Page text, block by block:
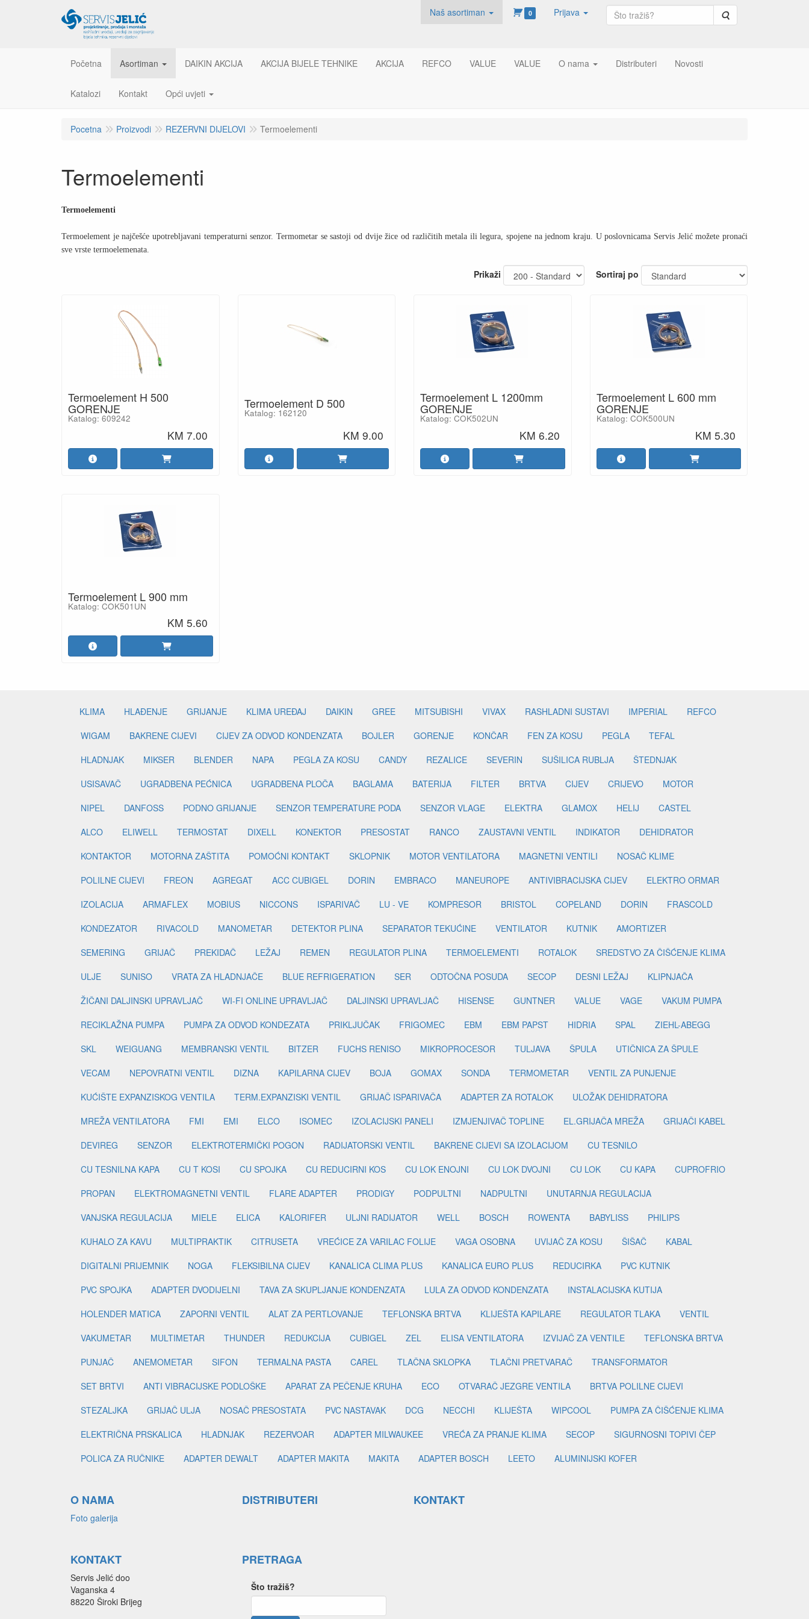
Naš asortiman 0 Prijava Pretraga
Početna Asortiman DAIKIN AKCIJA AKCIJA BIJELE TEHNIKE AKCIJA REFCO VALUE VALUE O nama Distributeri Novosti
Katalozi Kontakt Opći uvjeti
Pocetna Proizvodi REZERVNI DIJELOVI Termoelementi
Termoelementi
Termoelementi
Termoelement je najčešće upotrebljavani temperaturni senzor. Termometar se sastoji od dvije žice od različitih metala ili legura, spojene na jednom kraju. U poslovnicama Servis Jelić možete pronaći
sve vrste termoelemenata.
Prikaži Sortiraj po
Termoelement H 500
GORENJE
Katalog: 609242
KM 7.00
Termoelement D 500
Katalog: 162120
KM 9.00
Termoelement L 1200mm
GORENJE
Katalog: COK502UN
KM 6.20
Termoelement L 600 mm
GORENJE
Katalog: COK500UN
KM 5.30
Termoelement L 900 mm
Katalog: COK501UN
KM 5.60
KLIMA HLAĐENJE GRIJANJE KLIMA UREĐAJ DAIKIN GREE MITSUBISHI VIVAX RASHLADNI SUSTAVI IMPERIAL
REFCO
WIGAM
BAKRENE CIJEVI CIJEV ZA ODVOD KONDENZATA BOJLER GORENJE KONČAR FEN ZA KOSU PEGLA
TEFAL
HLADNJAK
MIKSER BLENDER NAPA PEGLA ZA KOSU CANDY REZALICE SEVERIN SUŠILICA RUBLJA
ŠTEDNJAK
USISAVAČ
UGRADBENA PEĆNICA UGRADBENA PLOČA BAGLAMA BATERIJA FILTER BRTVA CIJEV CRIJEVO
MOTOR
NIPEL
DANFOSS PODNO GRIJANJE SENZOR TEMPERATURE PODA SENZOR VLAGE ELEKTRA GLAMOX HELIJ
CASTEL
ALCO
ELIWELL TERMOSTAT DIXELL KONEKTOR PRESOSTAT RANCO ZAUSTAVNI VENTIL INDIKATOR
DEHIDRATOR
KONTAKTOR
MOTORNA ZAŠTITA POMOĆNI KONTAKT SKLOPNIK MOTOR VENTILATORA MAGNETNI VENTILI
NOSAČ KLIME
POLILNE CIJEVI
FREON AGREGAT ACC CUBIGEL DORIN EMBRACO MANEUROPE ANTIVIBRACIJSKA CIJEV
ELEKTRO ORMAR
IZOLACIJA
ARMAFLEX MOBIUS NICCONS ISPARIVAČ LU - VE KOMPRESOR BRISTOL COPELAND DORIN
FRASCOLD
KONDEZATOR
RIVACOLD MANOMETAR DETEKTOR PLINA SEPARATOR TEKUĆINE VENTILATOR KUTNIK
AMORTIZER
SEMERING
GRIJAČ PREKIDAČ LEŽAJ REMEN REGULATOR PLINA TERMOELEMENTI ROTALOK
SREDSTVO ZA ČIŠĆENJE KLIMA
ULJE
SUNISO VRATA ZA HLADNJAČE BLUE REFRIGERATION SER ODTOČNA POSUDA SECOP DESNI LEŽAJ
KLIPNJAČA
ŽIČANI DALJINSKI UPRAVLJAČ
WI-FI ONLINE UPRAVLJAČ DALJINSKI UPRAVLJAČ HISENSE GUNTNER VALUE VAGE
VAKUM PUMPA
RECIKLAŽNA PUMPA
PUMPA ZA ODVOD KONDEZATA PRIKLJUČAK FRIGOMEC EBM EBM PAPST HIDRIA SPAL
ZIEHL-ABEGG
SKL
WEIGUANG MEMBRANSKI VENTIL BITZER FUCHS RENISO MIKROPROCESOR TULJAVA ŠPULA
UTIČNICA ZA ŠPULE
VECAM
NEPOVRATNI VENTIL DIZNA KAPILARNA CIJEV BOJA GOMAX SONDA TERMOMETAR
VENTIL ZA PUNJENJE
KUĆIŠTE EXPANZISKOG VENTILA
TERM.EXPANZISKI VENTIL GRIJAČ ISPARIVAČA ADAPTER ZA ROTALOK
ULOŽAK DEHIDRATORA
MREŽA VENTILATORA
FMI EMI ELCO ISOMEC IZOLACIJSKI PANELI IZMJENJIVAČ TOPLINE EL.GRIJAČA MREŽA
GRIJAČI KABEL
DEVIREG
SENZOR ELEKTROTERMIČKI POGON RADIJATORSKI VENTIL BAKRENE CIJEVI SA IZOLACIJOM
CU TESNILO
CU TESNILNA KAPA
CU T KOSI CU SPOJKA CU REDUCIRNI KOS CU LOK ENOJNI CU LOK DVOJNI CU LOK CU KAPA
CUPROFRIO
PROPAN
ELEKTROMAGNETNI VENTIL FLARE ADAPTER PRODIGY PODPULTNI NADPULTNI
UNUTARNJA REGULACIJA
VANJSKA REGULACIJA
MIELE ELICA KALORIFER ULJNI RADIJATOR WELL BOSCH ROWENTA BABYLISS
PHILIPS
KUHALO ZA KAVU
MULTIPRAKTIK CITRUSETA VREĆICE ZA VARILAC FOLIJE VAGA OSOBNA UVIJAČ ZA KOSU ŠIŠAČ
KABAL
DIGITALNI PRIJEMNIK
NOGA FLEKSIBILNA CIJEV KANALICA CLIMA PLUS KANALICA EURO PLUS REDUCIRKA
PVC KUTNIK
PVC SPOJKA
ADAPTER DVODIJELNI TAVA ZA SKUPLJANJE KONDENZATA LULA ZA ODVOD KONDENZATA
INSTALACIJSKA KUTIJA
HOLENDER MATICA
ZAPORNI VENTIL ALAT ZA PERTLOVANJE TEFLONSKA BRTVA KLIJEŠTA KAPILARE REGULATOR TLAKA
VENTIL
VAKUMETAR
MULTIMETAR THUNDER REDUKCIJA CUBIGEL ZEL ELISA VENTILATORA IZVIJAČ ZA VENTILE
TEFLONSKA BRTVA
PUNJAČ
ANEMOMETAR SIFON TERMALNA PASTA CAREL TLAČNA SKLOPKA TLAČNI PRETVARAČ
TRANSFORMATOR
SET BRTVI
ANTI VIBRACIJSKE PODLOŠKE APARAT ZA PEČENJE KRUHA ECO OTVARAČ JEZGRE VENTILA
BRTVA POLILNE CIJEVI
STEZALJKA
GRIJAČ ULJA NOSAČ PRESOSTATA PVC NASTAVAK DCG NECCHI KLIJEŠTA WIPCOOL
PUMPA ZA ČIŠĆENJE KLIMA
ELEKTRIČNA PRSKALICA
HLADNJAK REZERVOAR ADAPTER MILWAUKEE VREĆA ZA PRANJE KLIMA SECOP
SIGURNOSNI TOPIVI ČEP
POLICA ZA RUČNIKE
ADAPTER DEWALT ADAPTER MAKITA MAKITA ADAPTER BOSCH LEETO ALUMINIJSKI KOFER
O NAMA
Foto galerija
DISTRIBUTERI KONTAKT
KONTAKT
Servis Jelić doo
Vaganska 4
88220 Široki Brijeg
PRETRAGA
Što tražiš?